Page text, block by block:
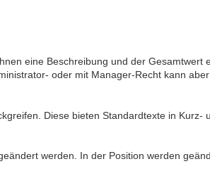
eine Beschreibung und der Gesamtwert
oder mit Manager-Recht kann
Diese bieten Standardtexte in Kurz-
werden. In der Position werden